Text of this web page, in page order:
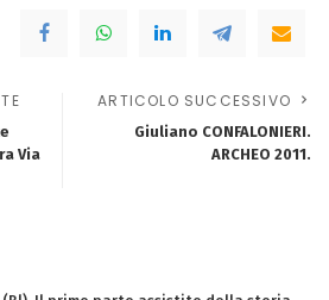
Via
ARTICOLO SUCCESSIVO
Giuliano CONFALONIERI.
ARCHEO 2011.